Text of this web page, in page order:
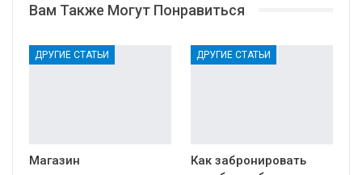
Вам Также Могут Понравиться
ДРУГИЕ СТАТЬИ
Магазин
ДРУГИЕ СТАТЬИ
Как забронировать